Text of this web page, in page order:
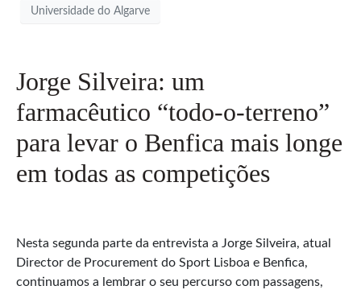
Universidade do Algarve
Jorge Silveira: um
farmacêutico “todo-o-terreno”
para levar o Benfica mais longe
em todas as competições
Nesta segunda parte da entrevista a Jorge Silveira, atual
Director de Procurement do Sport Lisboa e Benfica,
continuamos a lembrar o seu percurso com passagens,